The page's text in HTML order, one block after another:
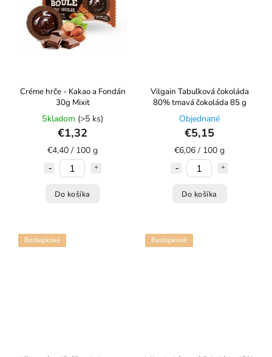
Créme hrče - Kakao a Fondán
30g Mixit
Skladom (>5 ks)
€1,32
€4,40 / 100 g
Do košíka
Vilgain Tabuľková čokoláda
80% tmavá čokoláda 85 g
Objednané
€5,15
€6,06 / 100 g
Do košíka
Bezlepkové Bezlepkové